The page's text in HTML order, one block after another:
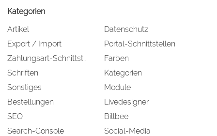
Kategorien
Artikel
Datenschutz
Export / Import
Portal-Schnittstellen
Zahlungsart-Schnittstellen
Farben
Schriften
Kategorien
Sonstiges
Module
Bestellungen
Livedesigner
SEO
Billbee
Search-Console
Social-Media